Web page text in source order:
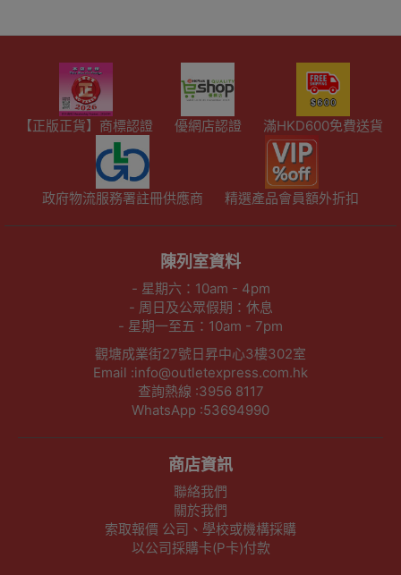
【正版正貨】商標認證 優網店認證 滿HKD600免費送貨
政府物流服務署註冊供應商 精選產品會員額外折扣
陳列室資料
- 星期六：10am - 4pm
- 周日及公眾假期：休息
- 星期一至五：10am - 7pm
觀塘成業街27號日昇中心3樓302室
Email :info@outletexpress.com.hk
查詢熱線 :3956 8117
WhatsApp :53694990
商店資訊
聯絡我們
關於我們
索取報價 公司、學校或機構採購
以公司採購卡(P卡)付款